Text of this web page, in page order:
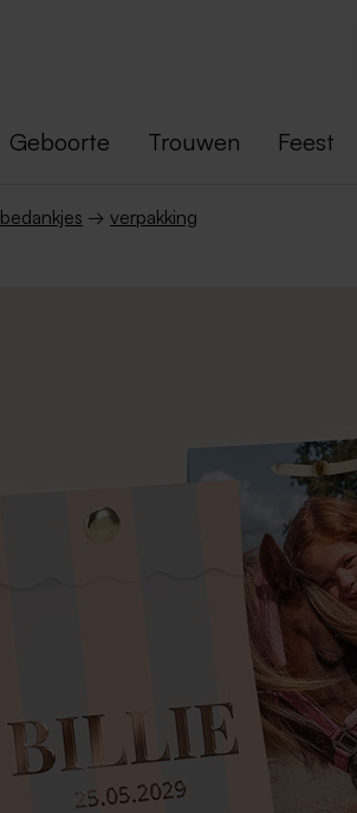
Geboorte Trouwen Feest
bedankjes → verpakking